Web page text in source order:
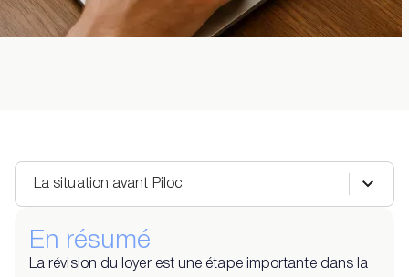
En résumé
La révision du loyer est une étape importante dans la
La situation avant Piloc